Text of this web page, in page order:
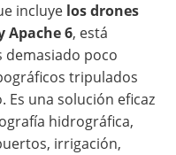
incluye los drones
Apache 6, está
demasiado poco
tripulados
Es una solución eficaz
hidrográfica,
irrigación,